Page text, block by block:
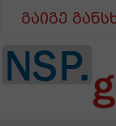
გაიგე